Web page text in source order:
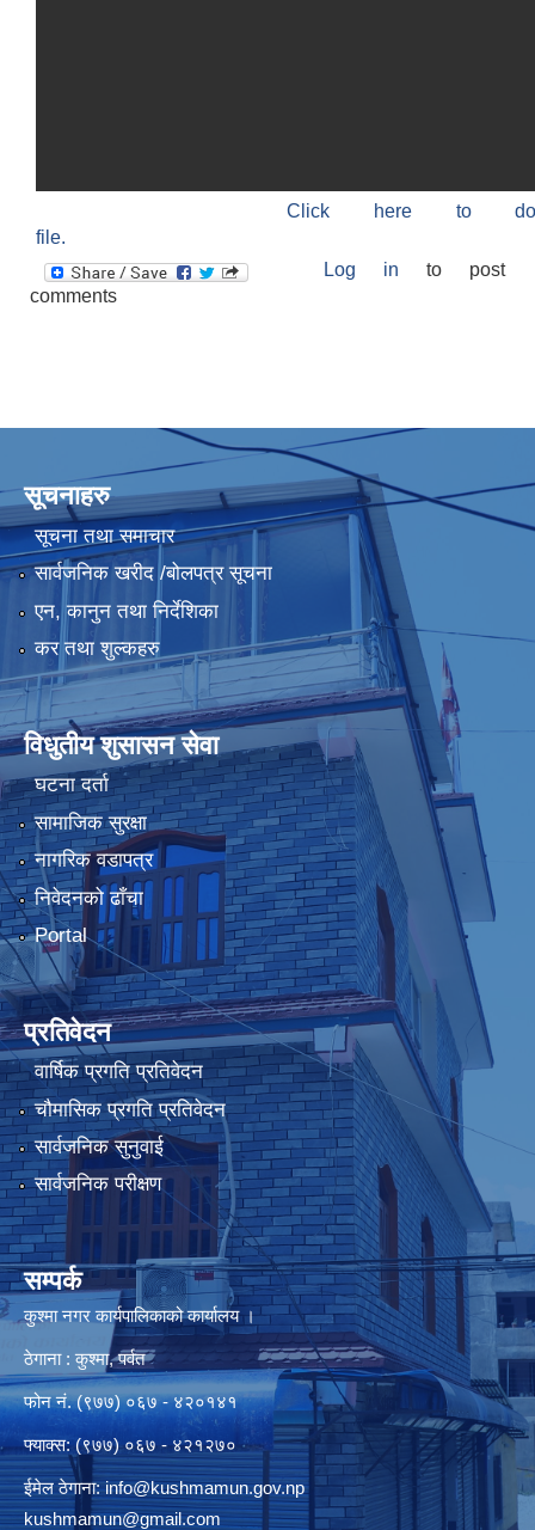
Click here to
file.
Log in to post
comments
सूचनाहरु
सूचना तथा समाचार
सार्वजनिक खरीद /बोलपत्र सूचना
एन, कानुन तथा निर्देशिका
कर तथा शुल्कहरु
विधुतीय शुसासन सेवा
घटना दर्ता
सामाजिक सुरक्षा
नागरिक वडापत्र
निवेदनको ढाँचा
Portal
प्रतिवेदन
वार्षिक प्रगति प्रतिवेदन
चौमासिक प्रगति प्रतिवेदन
सार्वजनिक सुनुवाई
सार्वजनिक परीक्षण
सम्पर्क
कुश्मा नगर कार्यपालिकाको कार्यालय ।
ठेगाना : कुश्मा, पर्वत
फोन नं. (९७७) ०६७ - ४२०१४१
फ्याक्स: (९७७) ०६७ - ४२१२७०
ईमेल ठेगाना:info@kushmamun.gov.np
kushmamun@gmail.com